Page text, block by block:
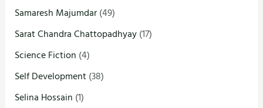
Samaresh Majumdar(49)
Sarat Chandra Chattopadhyay(17)
Science Fiction (4)
Self Development(38)
Selina Hossain (1)